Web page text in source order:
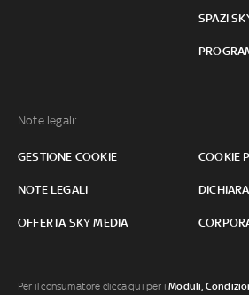
SPAZI
Note legali:
GESTIONE COOKIE COOKIE
NOTE LEGALI
OFFERTA SKY MEDIA
Per il consumatore clicca qui per iModuli,